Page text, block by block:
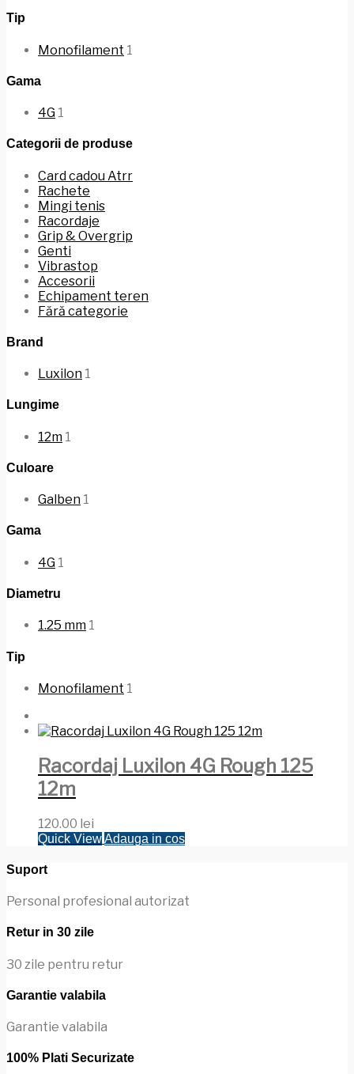
Tip
Monofilament 1
Gama
4G 1
Categorii de produse
Card cadou Atrr
Rachete
Mingi tenis
Racordaje
Grip & Overgrip
Genti
Vibrastop
Accesorii
Echipament teren
Fără categorie
Brand
Luxilon 1
Lungime
12m 1
Culoare
Galben 1
Gama
4G 1
Diametru
1.25 mm 1
Tip
Monofilament 1
Racordaj Luxilon 4G Rough 125
12m
120.00 lei
Quick ViewAdauga in cos
Suport
Personal profesional autorizat
Retur in 30 zile
30 zile pentru retur
Garantie valabila
Garantie valabila
100% Plati Securizate